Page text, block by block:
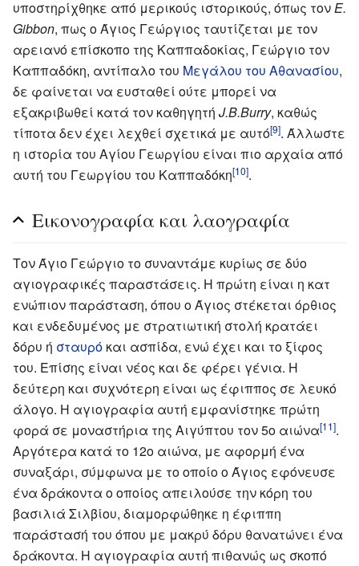
υποστηρίχθηκε από μερικούς ιστορικούς, όπως τονE.
Gibbon, πως ο Άγιος Γεώργιος ταυτίζεται με τον
αρειανό επίσκοπο της Καππαδοκίας, Γεώργιο τον
Καππαδόκη, αντίπαλο του Μεγάλου του Αθανασίου,
δε φαίνεται να ευσταθεί ούτε μπορεί να
εξακριβωθεί κατά τον καθηγητή J.B.Burry, καθώς
τίποτα δεν έχει λεχθεί σχετικά με αυτό[9]. Άλλωστε
η ιστορία του Αγίου Γεωργίου είναι πιο αρχαία από
αυτή του Γεωργίου του Καππαδόκη[10].
Εικονογραφία και λαογραφία
Τον Άγιο Γεώργιο το συναντάμε κυρίως σε δύο
αγιογραφικές παραστάσεις. Η πρώτη είναι η κατ
ενώπιον παράσταση, όπου ο Άγιος στέκεται όρθιος
και ενδεδυμένος με στρατιωτική στολή κρατάει
δόρυ ή σταυρό και ασπίδα, ενώ έχει και το ξίφος
του. Επίσης είναι νέος και δε φέρει γένια. Η
δεύτερη και συχνότερη είναι ως έφιππος σε λευκό
άλογο. Η αγιογραφία αυτή εμφανίστηκε πρώτη
φορά σε μοναστήρια της Αιγύπτου τον 5ο αιώνα[11].
Αργότερα κατά το 12ο αιώνα, με αφορμή ένα
συναξάρι, σύμφωνα με το οποίο ο Άγιος εφόνευσε
ένα δράκοντα ο οποίος απειλούσε την κόρη του
βασιλιά Σιλβίου, διαμορφώθηκε η έφιππη
παράστασή του όπου με μακρύ δόρυ θανατώνει ένα
δράκοντα. Η αγιογραφία αυτή πιθανώς ως σκοπό